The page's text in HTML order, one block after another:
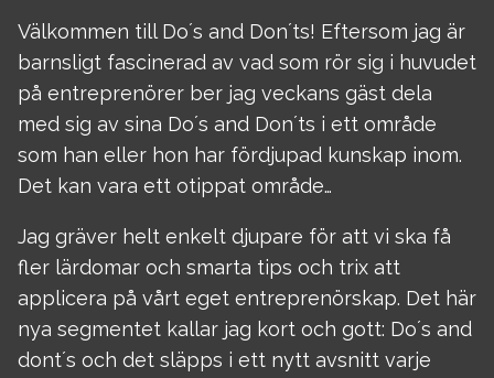
Välkommen till Do´s and Don´ts! Eftersom jag är
barnsligt fascinerad av vad som rör sig i huvudet
på entreprenörer ber jag veckans gäst dela
med sig av sina Do´s and Don´ts i ett område
som han eller hon har fördjupad kunskap inom.
Det kan vara ett otippat område…
Jag gräver helt enkelt djupare för att vi ska få
fler lärdomar och smarta tips och trix att
applicera på vårt eget entreprenörskap. Det här
nya segmentet kallar jag kort och gott: Do´s and
dont´s och det släpps i ett nytt avsnitt varje